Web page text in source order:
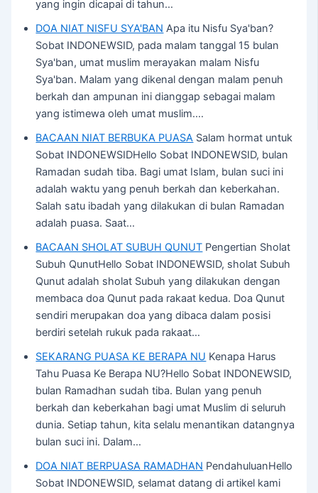
yang ingin dicapai di tahun…
DOA NIAT NISFU SYA'BAN Apa itu Nisfu Sya'ban?
Sobat INDONEWSID, pada malam tanggal 15 bulan
Sya'ban, umat muslim merayakan malam Nisfu
Sya'ban. Malam yang dikenal dengan malam penuh
berkah dan ampunan ini dianggap sebagai malam
yang istimewa oleh umat muslim.…
BACAAN NIAT BERBUKA PUASA Salam hormat untuk
Sobat INDONEWSIDHello Sobat INDONEWSID, bulan
Ramadan sudah tiba. Bagi umat Islam, bulan suci ini
adalah waktu yang penuh berkah dan keberkahan.
Salah satu ibadah yang dilakukan di bulan Ramadan
adalah puasa. Saat…
BACAAN SHOLAT SUBUH QUNUT Pengertian Sholat
Subuh QunutHello Sobat INDONEWSID, sholat Subuh
Qunut adalah sholat Subuh yang dilakukan dengan
membaca doa Qunut pada rakaat kedua. Doa Qunut
sendiri merupakan doa yang dibaca dalam posisi
berdiri setelah rukuk pada rakaat…
SEKARANG PUASA KE BERAPA NU Kenapa Harus
Tahu Puasa Ke Berapa NU?Hello Sobat INDONEWSID,
bulan Ramadhan sudah tiba. Bulan yang penuh
berkah dan keberkahan bagi umat Muslim di seluruh
dunia. Setiap tahun, kita selalu menantikan datangnya
bulan suci ini. Dalam…
DOA NIAT BERPUASA RAMADHAN PendahuluanHello
Sobat INDONEWSID, selamat datang di artikel kami